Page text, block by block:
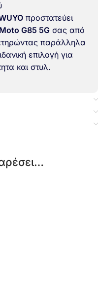
προστατεύει
G85 5G σας από
παράλληλα
επιλογή για
και στυλ.